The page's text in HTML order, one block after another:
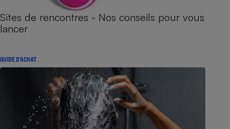
Sites de rencontres - Nos conseils pour vous
lancer
GUIDE D'ACHAT